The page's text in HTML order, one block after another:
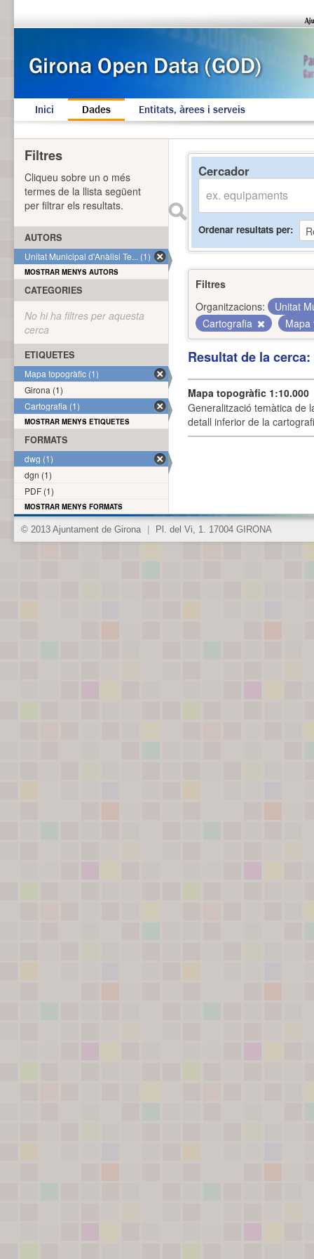
Inici Dades Entitats, àrees i serveis
Cercador
Ordenar resultats per
Filtres
Organitzacions:
Unitat
Cartografia
Resultat de la
Mapa topogràfic 1:10.000
Generalització temàtica de
detall inferior de la
Filtres
Cliqueu sobre un o més
termes de la llista següent
per filtrar els resultats.
AUTORS
Unitat Municipal d'Anàlisi Te... (1)
MOSTRAR MENYS AUTORS
CATEGORIES
No hi ha filtres per aquesta
cerca
ETIQUETES
Mapa topogràfic (1)
Girona (1)
Cartografia (1)
MOSTRAR MENYS ETIQUETES
FORMATS
dwg (1)
dgn (1)
PDF (1)
MOSTRAR MENYS FORMATS
© 2013 Ajuntament de Girona Pl. del Vi, 1. 17004 GIRONA